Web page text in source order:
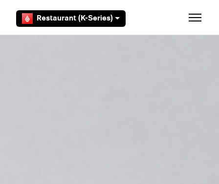
Restaurant (K-Series)